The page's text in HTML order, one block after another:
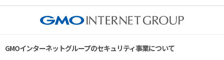
GMOインターネットグループのセキュリティ事業について